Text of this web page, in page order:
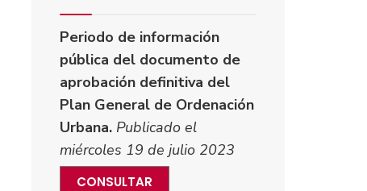
Periodo de información
pública del documento de
aprobación definitiva del
Plan General de Ordenación
Urbana. Publicado el
miércoles 19 de julio 2023
CONSULTAR